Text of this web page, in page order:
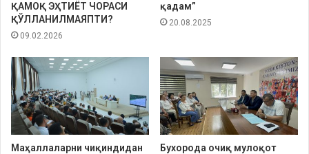
ҚАМОҚ ЭҲТИЁТ ЧОРАСИ
ҚЎЛЛАНИЛМАЯПТИ?
09.02.2026
қадам”
20.08.2025
Маҳаллаларни чиқиндидан
Бухорода очиқ мулоқот